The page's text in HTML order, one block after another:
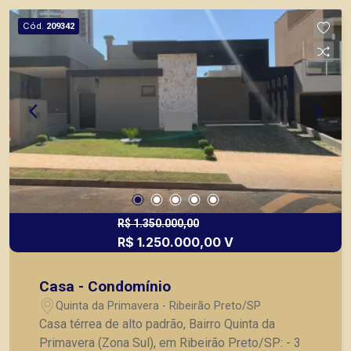
ou mesmo nos principais lançamentos da cidade
de Ribeirão Preto.
Cód. 209342
R$ 1.350.000,00
R$ 1.250.000,00 V
Casa - Condomínio
Quinta da Primavera - Ribeirão Preto/SP
Casa térrea de alto padrão, Bairro Quinta da
Primavera (Zona Sul), em Ribeirão Preto/SP: - 3